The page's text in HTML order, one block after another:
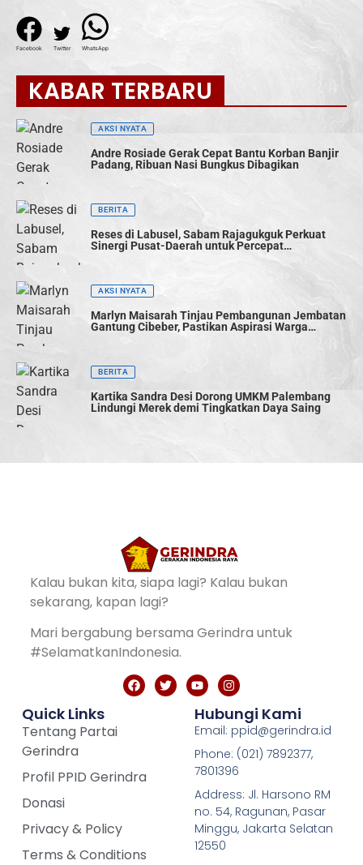
Facebook Twitter WhatsApp
KABAR TERBARU
AKSI NYATA
Andre Rosiade Gerak Cepat Bantu Korban Banjir
Padang, Ribuan Nasi Bungkus Dibagikan
BERITA
Reses di Labusel, Sabam Rajagukguk Perkuat
Sinergi Pusat-Daerah untuk Percepat
AKSI NYATA
Marlyn Maisarah Tinjau Pembangunan Jembatan
Gantung Cibeber, Pastikan Aspirasi Warga
BERITA
Kartika Sandra Desi Dorong UMKM Palembang
Lindungi Merek demi Tingkatkan Daya Saing
Kalau bukan kita, siapa lagi? Kalau bukan
sekarang, kapan lagi?
Mari bergabung bersama Gerindra untuk
#SelamatkanIndonesia.
Quick Links
Tentang Partai
Gerindra
Profil PPID Gerindra
Donasi
Privacy & Policy
Terms & Conditions
Hubungi Kami
Email: ppid@gerindra.id
Phone: (021) 7892377,
7801396
Address: Jl. Harsono RM
no. 54, Ragunan, Pasar
Minggu, Jakarta Selatan
12550